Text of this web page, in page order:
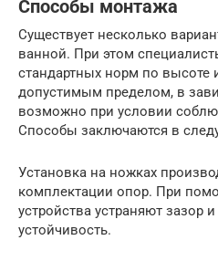
Способы монтажа
Существует несколько
ванной. При этом
стандартных норм по высоте
допустимым пределом, в
возможно при условии
Способы заключаются в
Установка на ножках
комплектации опор. При
устройства устраняют зазор
устойчивость.